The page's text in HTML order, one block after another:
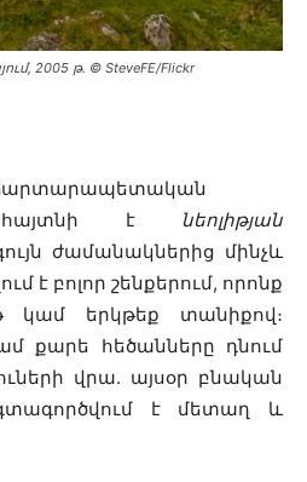
2005 թ․ © SteveFE/Flickr
հայտնի է
նեոլիթյան
ժամանակներից մինչև
է բոլոր շենքերում, որոնք
կամ երկթեք տանիքով։
քարե հեծանները դնում
վրա. այսօր բնական
է մետաղ և